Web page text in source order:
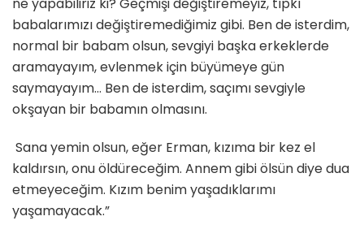
babalarımızı değiştiremediğimiz gibi. Ben de isterdim,
normal bir babam olsun, sevgiyi başka erkeklerde
aramayayım, evlenmek için büyümeye gün
saymayayım… Ben de isterdim, saçımı sevgiyle
okşayan bir babamın olmasını.
Sana yemin olsun, eğer Erman, kızıma bir kez el
kaldırsın, onu öldüreceğim. Annem gibi ölsün diye dua
etmeyeceğim. Kızım benim yaşadıklarımı
yaşamayacak.”